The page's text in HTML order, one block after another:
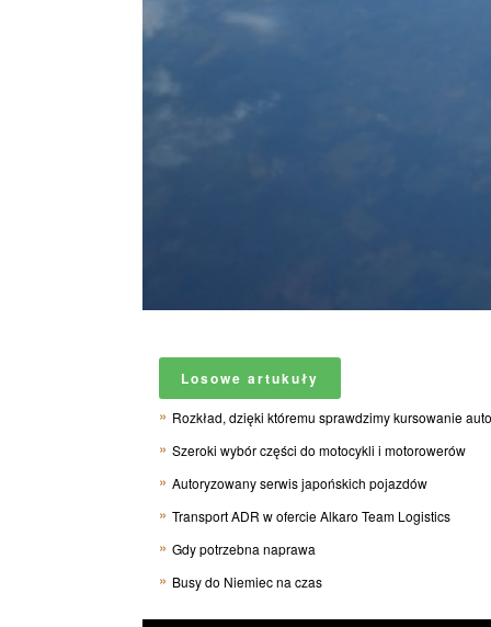
Losowe artukuły
Rozkład, dzięki któremu sprawdzimy kursowanie
Szeroki wybór części do motocykli i motorowerów
Autoryzowany serwis japońskich pojazdów
Transport ADR w ofercie Alkaro Team Logistics
Gdy potrzebna naprawa
Busy do Niemiec na czas